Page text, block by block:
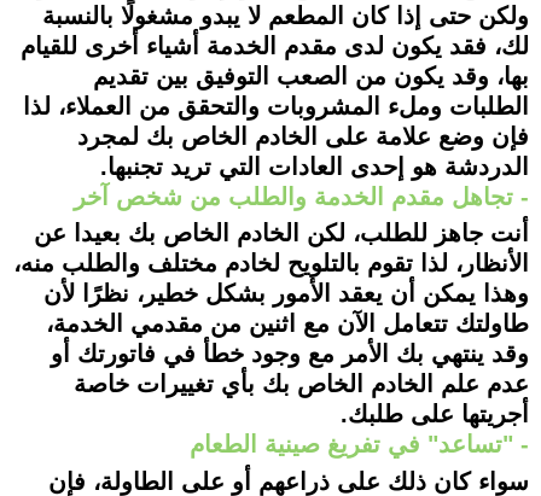
ولكن حتى إذا كان المطعم لا يبدو مشغولًا بالنسبة
لك، فقد يكون لدى مقدم الخدمة أشياء أخرى للقيام
بها، وقد يكون من الصعب التوفيق بين تقديم
الطلبات وملء المشروبات والتحقق من العملاء، لذا
فإن وضع علامة على الخادم الخاص بك لمجرد
الدردشة هو إحدى العادات التي تريد تجنبها.
- تجاهل مقدم الخدمة والطلب من شخص آخر
أنت جاهز للطلب، لكن الخادم الخاص بك بعيدا عن
الأنظار، لذا تقوم بالتلويح لخادم مختلف والطلب منه،
وهذا يمكن أن يعقد الأمور بشكل خطير، نظرًا لأن
طاولتك تتعامل الآن مع اثنين من مقدمي الخدمة،
وقد ينتهي بك الأمر مع وجود خطأ في فاتورتك أو
عدم علم الخادم الخاص بك بأي تغييرات خاصة
أجريتها على طلبك.
- "تساعد" في تفريغ صينية الطعام
سواء كان ذلك على ذراعهم أو على الطاولة، فإن